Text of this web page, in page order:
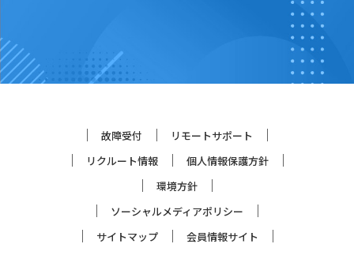
故障受付
リモートサポート
リクルート情報
個人情報保護方針
環境方針
ソーシャルメディアポリシー
サイトマップ
会員情報サイト